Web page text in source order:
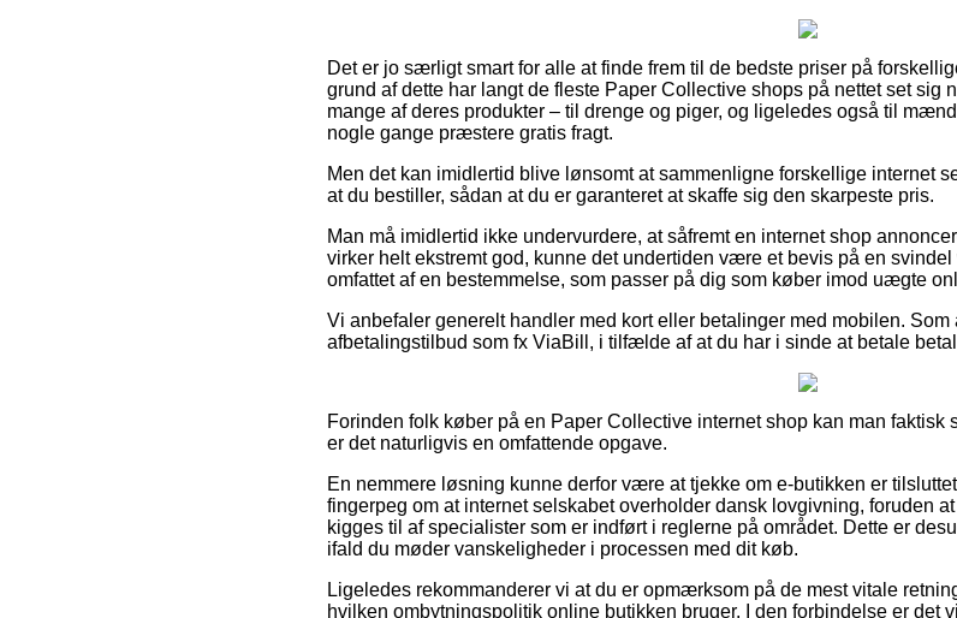
Det er jo særligt smart for alle at finde frem til de bedste priser på
grund af dette har langt de fleste Paper Collective shops på nettet set
mange af deres produkter – til drenge og piger, og ligeledes også til
nogle gange præstere gratis fragt.
Men det kan imidlertid blive lønsomt at sammenligne forskellige internet
at du bestiller, sådan at du er garanteret at skaffe sig den skarpeste pris.
Man må imidlertid ikke undervurdere, at såfremt en internet shop
virker helt ekstremt god, kunne det undertiden være et bevis på en
omfattet af en bestemmelse, som passer på dig som køber imod uægte
Vi anbefaler generelt handler med kort eller betalinger med mobilen.
afbetalingstilbud som fx ViaBill, i tilfælde af at du har i sinde at betale
Forinden folk køber på en Paper Collective internet shop kan man faktisk
er det naturligvis en omfattende opgave.
En nemmere løsning kunne derfor være at tjekke om e-butikken er
fingerpeg om at internet selskabet overholder dansk lovgivning, foruden
kigges til af specialister som er indført i reglerne på området. Dette er
ifald du møder vanskeligheder i processen med dit køb.
Ligeledes rekommanderer vi at du er opmærksom på de mest vitale
hvilken ombytningspolitik online butikken bruger. I den forbindelse er det